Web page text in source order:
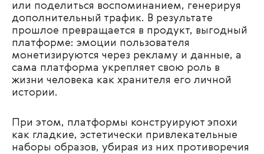
или поделиться воспоминанием, генерируя
дополнительный трафик. В результате
прошлое превращается в продукт, выгодный
платформе: эмоции пользователя
монетизируются через рекламу и данные, а
сама платформа укрепляет свою роль в
жизни человека как хранителя его личной
истории.
При этом, платформы конструируют эпохи
как гладкие, эстетически привлекательные
наборы образов, убирая из них противоречия